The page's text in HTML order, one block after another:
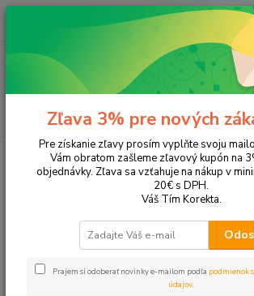
Tonery a náplne do tlačiarní Canon
Upresniť parametre
Najdrahšie
Zľava 3% pre nových
Pre získanie zľavy prosím vyplňte svoju
Vám obratom zašleme zľavový kupón na
objednávky. Zľava sa vzťahuje na nákup v
20€ s DPH.
Váš Tím Korekta.
Prajem si odoberať novinky e-mailom podľa podmienok
údajov.